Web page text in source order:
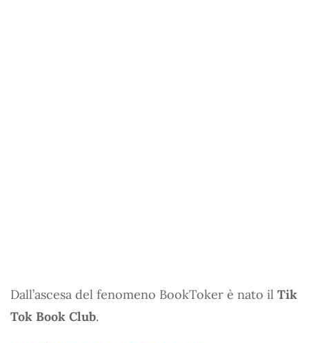
Dall’ascesa del fenomeno BookToker è nato il Tik
Tok Book Club.